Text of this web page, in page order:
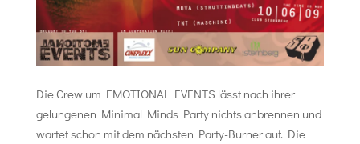
Die Crew um EMOTIONAL EVENTS lässt nach ihrer
gelungenen Minimal Minds Party nichts anbrennen und
wartet schon mit dem nächsten Party-Burner auf. Die